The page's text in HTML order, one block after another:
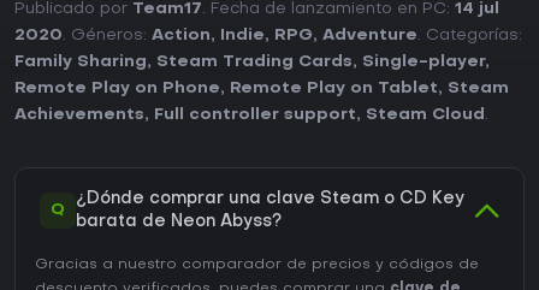
Publicado por Team17. Fecha de lanzamiento en PC: 14 jul
2020. Géneros: Action, Indie, RPG, Adventure. Categorías:
Family Sharing, Steam Trading Cards, Single-player,
Remote Play on Phone, Remote Play on Tablet, Steam
Achievements, Full controller support, Steam Cloud .
Q
¿Dónde comprar una clave Steam o CD Key
barata de Neon Abyss?
Gracias a nuestro comparador de precios y códigos de